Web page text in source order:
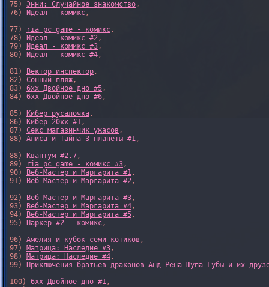
75) Энни: Случайное знакомство,
76)
Идеал - комикс,
77)
ria pc game - комикс,
78)
Идеал - комикс #2,
79)
Идеал - комикс #3,
80)
Идеал - комикс #4,
81)
Вектор инспектор,
82) Сонный пляж,
83) 6xx Двойное дно #5,
84) 6xx Двойное дно #6,
85)
Кибер русалочка,
86)
Кибер 20xx #1,
87) Секс магазинчик ужасов ,
88) Алиса и Тайна 3 планеты #1,
88)
Квантум #2.7,
89)
ria pc game - комикс #3,
90)
Веб-Мастер и Маргарита #1,
91)
Веб-Мастер и Маргарита #2,
92)
Веб-Мастер и Маргарита #3,
93)
Веб-Мастер и Маргарита #4,
94)
Веб-Мастер и Маргарита #5,
95)
Паркер #2 - комикс,
96) Амелия и кубок семи котиков ,
97) Матрица: Наследие #3,
98) Матрица: Наследие #4,
99)
Приключения братьев драконов Анд-Рёна-Шупа-Губы и их
100) 6xx Двойное дно #1,